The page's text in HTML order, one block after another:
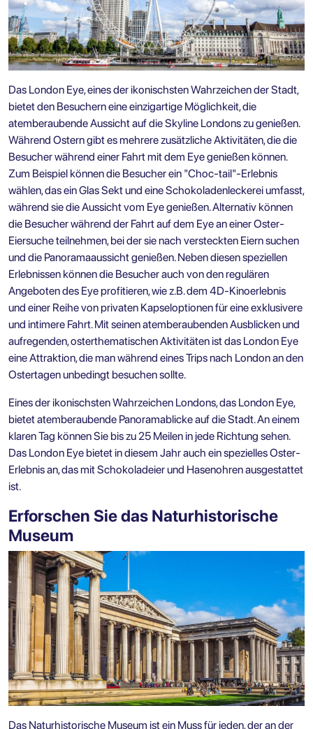
Das London Eye, eines der ikonischsten Wahrzeichen der Stadt,
bietet den Besuchern eine einzigartige Möglichkeit, die
atemberaubende Aussicht auf die Skyline Londons zu genießen.
Während Ostern gibt es mehrere zusätzliche Aktivitäten, die die
Besucher während einer Fahrt mit dem Eye genießen können.
Zum Beispiel können die Besucher ein "Choc-tail"-Erlebnis
wählen, das ein Glas Sekt und eine Schokoladenleckerei umfasst,
während sie die Aussicht vom Eye genießen. Alternativ können
die Besucher während der Fahrt auf dem Eye an einerOster-
Eiersucheteilnehmen, bei der sie nach versteckten Eiern suchen
und die Panoramaaussicht genießen. Neben diesen speziellen
Erlebnissen können die Besucher auch von den regulären
Angeboten des Eye profitieren, wie z.B. dem 4D-Kinoerlebnis
und einer Reihe von privaten Kapseloptionen für eine exklusivere
und intimere Fahrt. Mit seinen atemberaubenden Ausblicken und
aufregenden, osterthematischen Aktivitäten ist das London Eye
eine Attraktion, die man während eines Trips nach London an den
Ostertagen unbedingt besuchen sollte.
Eines der ikonischsten Wahrzeichen Londons, das London Eye,
bietet atemberaubende Panoramablicke auf die Stadt. An einem
klaren Tag können Sie bis zu 25 Meilen in jede Richtung sehen.
Das London Eye bietet in diesem Jahr auch ein spezielles Oster-
Erlebnis an, das mit Schokoladeier und Hasenohren ausgestattet
ist.
Erforschen Sie das Naturhistorische
Museum
Das Naturhistorische Museum ist ein Muss für jeden, der an der